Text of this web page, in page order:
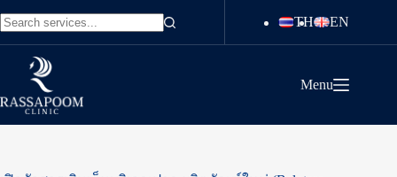
to
results
TH EN
Menu